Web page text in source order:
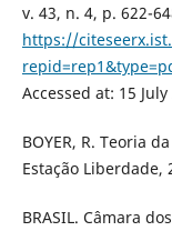
v. 43, n. 4, p. 622-
https://
Accessed at: 15 July
BOYER, R. Teoria
Estação Liberdade,
BRASIL. Câmara